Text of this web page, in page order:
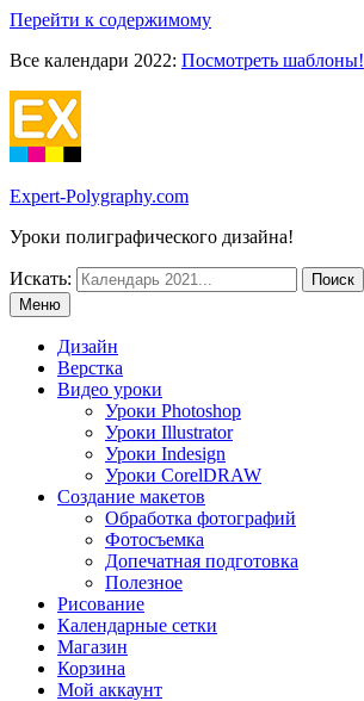
Перейти к содержимому
Все календари 2022: Посмотреть шаблоны!
Expert-Polygraphy.com
Уроки полиграфического дизайна!
Искать:
Меню
Дизайн
Верстка
Видео уроки
Уроки Photoshop
Уроки Illustrator
Уроки Indesign
Уроки CorelDRAW
Создание макетов
Обработка фотографий
Фотосъемка
Допечатная подготовка
Полезное
Рисование
Календарные сетки
Магазин
Корзина
Мой аккаунт